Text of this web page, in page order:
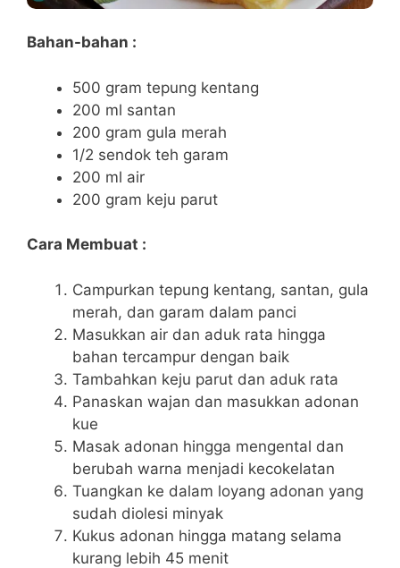
Bahan-bahan :
500 gram tepung kentang
200 ml santan
200 gram gula merah
1/2 sendok teh garam
200 ml air
200 gram keju parut
Cara Membuat :
Campurkan tepung kentang, santan, gula
merah, dan garam dalam panci
Masukkan air dan aduk rata hingga
bahan tercampur dengan baik
Tambahkan keju parut dan aduk rata
Panaskan wajan dan masukkan adonan
kue
Masak adonan hingga mengental dan
berubah warna menjadi kecokelatan
Tuangkan ke dalam loyang adonan yang
sudah diolesi minyak
Kukus adonan hingga matang selama
kurang lebih 45 menit